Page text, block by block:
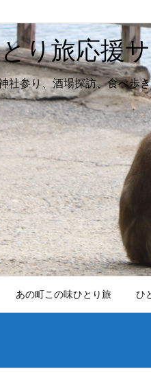
り旅応援
社参り、酒場探訪、食べ歩
あの町この味ひとり旅 ひ